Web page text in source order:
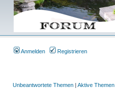
Anmelden Registrieren
Unbeantwortete Themen | Aktive Themen